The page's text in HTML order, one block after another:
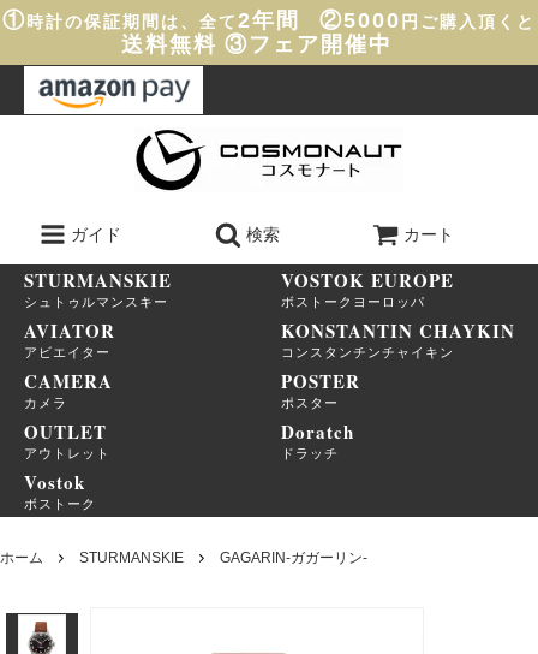
① 時計の保証期間は、全て2年間 ②5000 円ご購入頂くと
送料無料 ③フェア開催中
ガイド 検索 カート
STURMANSKIE
シュトゥルマンスキー
VOSTOK EUROPE
ボストークヨーロッパ
AVIATOR
アビエイター
KONSTANTIN CHAYKIN
コンスタンチンチャイキン
CAMERA
カメラ
POSTER
ポスター
OUTLET
アウトレット
Doratch
ドラッチ
Vostok
ボストーク
ホーム STURMANSKIE GAGARIN-ガガーリン-